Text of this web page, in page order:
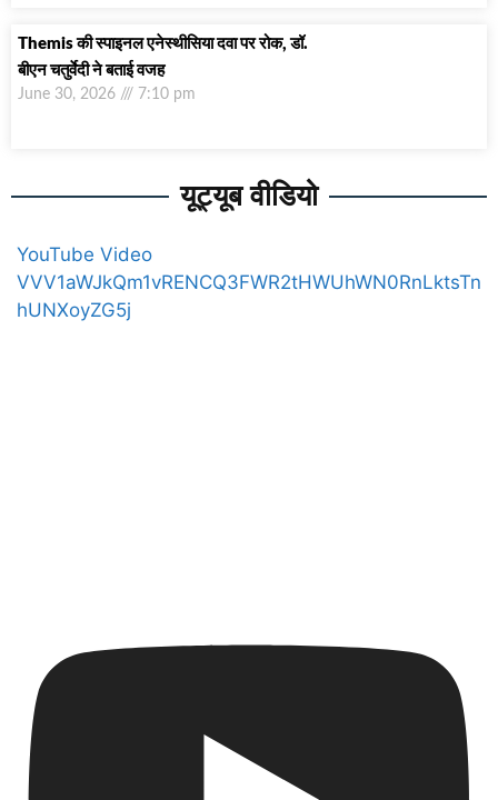
Themis की स्पाइनल एनेस्थीसिया दवा पर रोक, डॉ.
बीएन चतुर्वेदी ने बताई वजह
June 30, 2026 7:10 pm
यूट्यूब वीडियो
YouTube Video
VVV1aWJkQm1vRENCQ3FWR2tHWUhWN0RnLktsTn
hUNXoyZG5j